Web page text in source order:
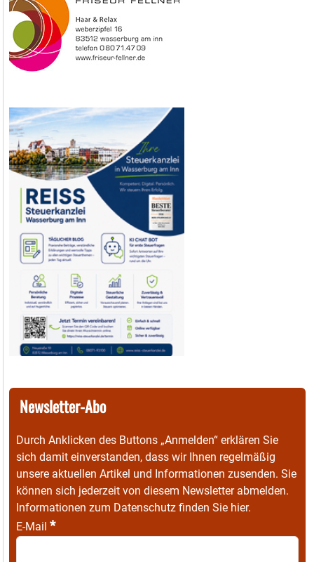
Newsletter-Abo
Durch Anklicken des Buttons „Anmelden“ erklären Sie
sich damit einverstanden, dass wir Ihnen regelmäßig
unsere aktuellen Artikel und Informationen zusenden. Sie
können sich jederzeit von diesem Newsletter abmelden.
Informationen zum Datenschutz finden Sie hier.
E-Mail *